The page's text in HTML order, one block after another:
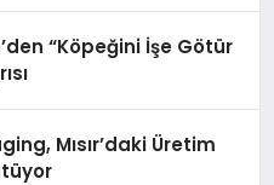
“Köpeğini İşe Götür
Mısır’daki Üretim